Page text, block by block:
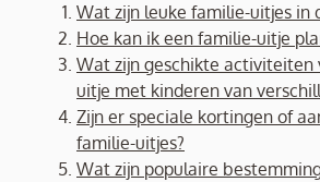
Wat zijn leuke familie-uitjes in
Hoe kan ik een familie-uitje
Wat zijn geschikte activiteiten
uitje met kinderen van
Zijn er speciale kortingen of
familie-uitjes?
Wat zijn populaire